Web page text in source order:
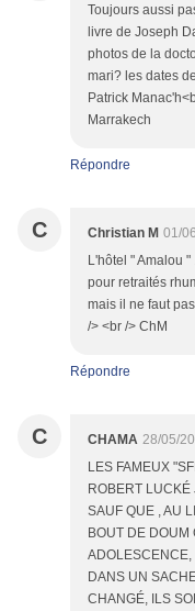
Toujours aussi
livre de Joseph
photos de la
mari? les dates
Patrick
Marrakech
Répondre
C Christian M 01/
L'hôtel " Amalou
pour retraités
mais il ne faut
/> <br /> ChM
Répondre
C CHAMA 28/05/
LES FAMEUX
ROBERT LUCKÉ
SAUF QUE , AU
BOUT DE DOUM
ADOLESCENCE,
DANS UN
CHANGÉ, ILS